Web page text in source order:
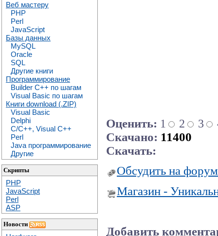
Веб мастеру
PHP
Perl
JavaScript
Базы данных
MySQL
Oracle
SQL
Другие книги
Программирование
Builder C++ по шагам
Visual Basic по шагам
Книги download (.ZIP)
Visual Basic
Delphi
C/C++, Visual C++
Perl
Java программирование
Другие
Скрипты
PHP
JavaScript
Perl
ASP
Новости
Оценить: 1 2 3
Скачано: 11400
Скачать:
Обсудить на
Магазин -
Добавить